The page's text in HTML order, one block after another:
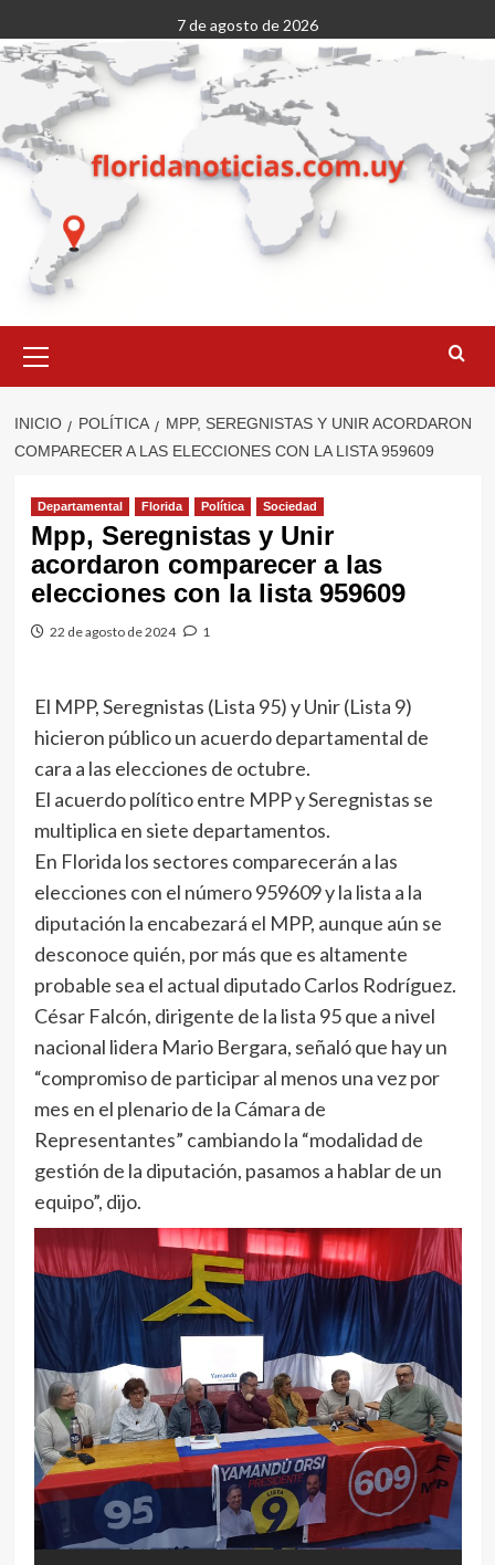
al
contenido
7 de agosto de 2026
primario
INICIO POLÍTICA
MPP, SEREGNISTAS Y UNIR ACORDARON
COMPARECER A LAS ELECCIONES CON LA LISTA 959609
Departamental Florida Política Sociedad
Mpp, Seregnistas y Unir
acordaron comparecer a las
elecciones con la lista 959609
22 de agosto de 2024 1
El MPP, Seregnistas (Lista 95) y Unir (Lista 9)
hicieron público un acuerdo departamental de
cara a las elecciones de octubre.
El acuerdo político entre MPP y Seregnistas se
multiplica en siete departamentos.
En Florida los sectores comparecerán a las
elecciones con el número 959609 y la lista a la
diputación la encabezará el MPP, aunque aún se
desconoce quién, por más que es altamente
probable sea el actual diputado Carlos Rodríguez.
César Falcón, dirigente de la lista 95 que a nivel
nacional lidera Mario Bergara, señaló que hay un
“compromiso de participar al menos una vez por
mes en el plenario de la Cámara de
Representantes” cambiando la “modalidad de
gestión de la diputación, pasamos a hablar de un
equipo”, dijo.